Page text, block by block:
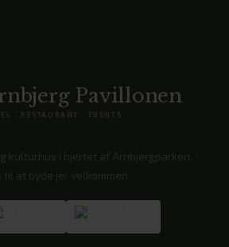
Pavillonen
· RESTAURANT · EVENTS
kulturhus i hjertet af Arnbjergparken,
at byde jer velkommen.